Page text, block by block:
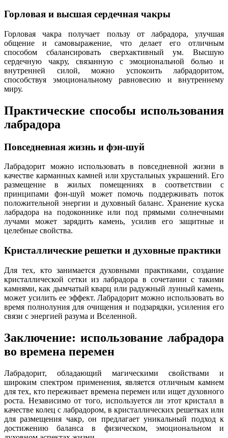
Горловая и высшая сердечная чакры
Горловая чакра получает пользу от лабрадора, улучшая
общение и самовыражение, что делает его отличным
способом сбалансировать сверхактивный ум. Высшую
сердечную чакру, связанную с эмоциональной болью и
внутренней силой, можно успокоить лабрадоритом,
способствуя эмоциональному равновесию и внутреннему
миру.
Практические способы использования
лабрадора
Повседневная жизнь и фэн-шуй
Лабрадорит можно использовать в повседневной жизни в
качестве карманных камней или хрустальных украшений. Его
размещение в жилых помещениях в соответствии с
принципами фэн-шуй может помочь поддерживать поток
положительной энергии и духовный баланс. Хранение куска
лабрадора на подоконнике или под прямыми солнечными
лучами может зарядить камень, усилив его защитные и
целебные свойства.
Кристаллические решетки и духовные практики
Для тех, кто занимается духовными практиками, создание
кристаллической сетки из лабрадора в сочетании с такими
камнями, как дымчатый кварц или радужный лунный камень,
может усилить ее эффект. Лабрадорит можно использовать во
время полнолуния для очищения и подзарядки, усиления его
связи с энергией разума и Вселенной.
Заключение: использование лабрадора
во времена перемен
Лабрадорит, обладающий магическими свойствами и
широким спектром применения, является отличным камнем
для тех, кто переживает времена перемен или ищет духовного
роста. Независимо от того, используется ли этот кристалл в
качестве колец с лабрадором, в кристаллических решетках или
для размещения чакр, он предлагает уникальный подход к
достижению баланса в физическом, эмоциональном и